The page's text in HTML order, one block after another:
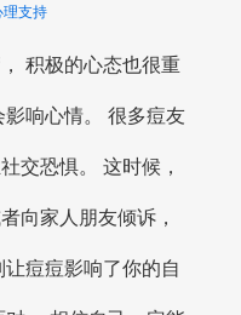
理支持
积极的心态也很重
响心情。 很多痘友
交恐惧。 这时候，
向家人朋友倾诉，
痘痘影响了你的自